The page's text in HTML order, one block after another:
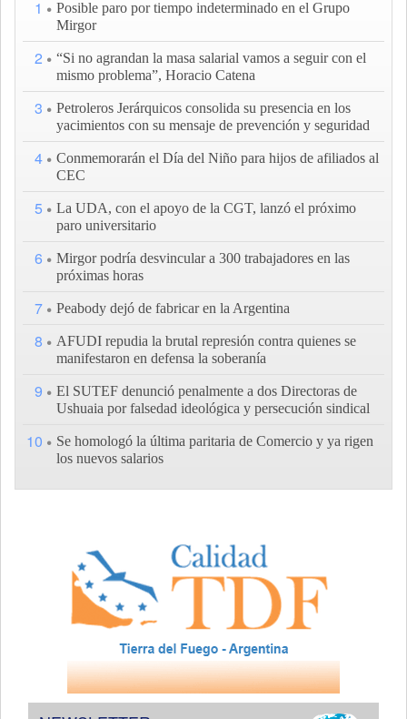
1
Posible paro por tiempo indeterminado en el Grupo
Mirgor
2
“Si no agrandan la masa salarial vamos a seguir con el
mismo problema”, Horacio Catena
3
Petroleros Jerárquicos consolida su presencia en los
yacimientos con su mensaje de prevención y seguridad
4
Conmemorarán el Día del Niño para hijos de afiliados al
CEC
5
La UDA, con el apoyo de la CGT, lanzó el próximo
paro universitario
6
Mirgor podría desvincular a 300 trabajadores en las
próximas horas
7 Peabody dejó de fabricar en la Argentina
8
AFUDI repudia la brutal represión contra quienes se
manifestaron en defensa la soberanía
9
El SUTEF denunció penalmente a dos Directoras de
Ushuaia por falsedad ideológica y persecución sindical
10
Se homologó la última paritaria de Comercio y ya rigen
los nuevos salarios